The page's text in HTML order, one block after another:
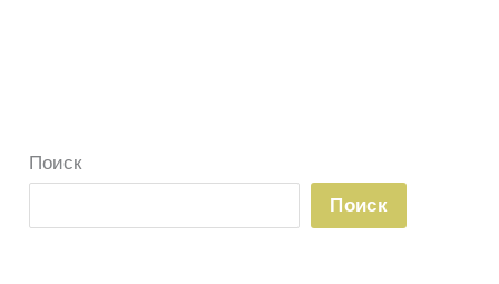
Поиск
Поиск